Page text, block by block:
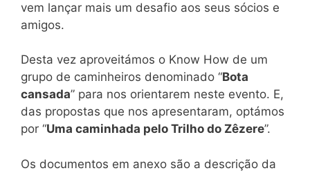
vem lançar mais um desafio aos seus sócios e
amigos.
Desta vez aproveitámos o Know How de um
grupo de caminheiros denominado “Bota
cansada” para nos orientarem neste evento. E,
das propostas que nos apresentaram, optámos
por “Uma caminhada pelo Trilho do Zêzere”.
Os documentos em anexo são a descrição da